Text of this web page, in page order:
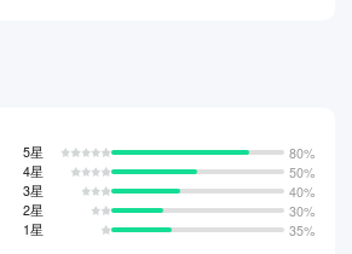
5星
80%
4星
50%
3星
40%
2星
30%
1星
35%